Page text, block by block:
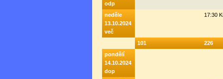
odp
neděle
13.10.2024
več
17:30
101
226
pondělí
14.10.2024
dop